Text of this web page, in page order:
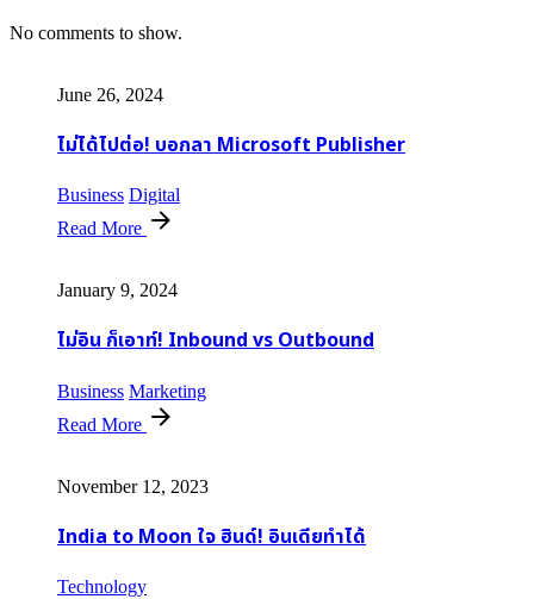
No comments to show.
June 26, 2024
ไม่ได้ไปต่อ! บอกลา Microsoft Publisher
Business Digital
Read More
January 9, 2024
ไม่อิน ก็เอาท์! Inbound vs Outbound
Business Marketing
Read More
November 12, 2023
India to Moon ใจ ฮินด์! อินเดียทำได้
Technology